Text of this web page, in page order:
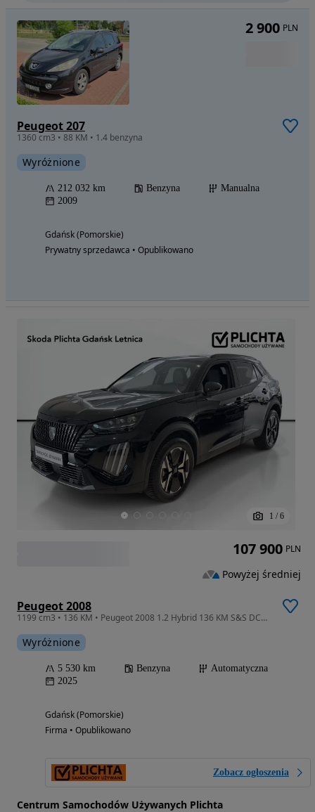
Peugeot 207
1360 cm3 • 88 KM • 1.4 benzyna
Wyróżnione
212 032 km Benzyna
Manualna
2009
Gdańsk (Pomorskie)
Prywatny sprzedawca • Opublikowano
2 900 PLN
1 / 6
Peugeot 2008
1199 cm3 • 136 KM • Peugeot 2008 1.2 Hybrid 136 KM S&S DCS, asystenci , kamera , GW
Wyróżnione
5 530 km Benzyna
Automatyczna
2025
Gdańsk (Pomorskie)
Firma • Opublikowano
Zobacz ogłoszenia
Centrum Samochodów Używanych Plichta
107 900 PLN
Powyżej średniej